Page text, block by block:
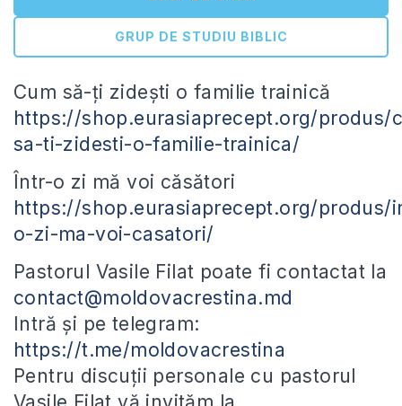
GRUP DE STUDIU BIBLIC
Cum să-ți zidești o familie trainică
https://shop.eurasiaprecept.org/produs/
sa-ti-zidesti-o-familie-trainica/
Într-o zi mă voi căsători
https://shop.eurasiaprecept.org/produs/
o-zi-ma-voi-casatori/
Pastorul Vasile Filat poate fi contactat la
contact@moldovacrestina.md
Intră și pe telegram:
https://t.me/moldovacrestina
Pentru discuții personale cu pastorul